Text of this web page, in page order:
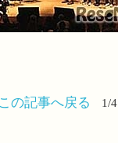
この記事へ戻る 1/4